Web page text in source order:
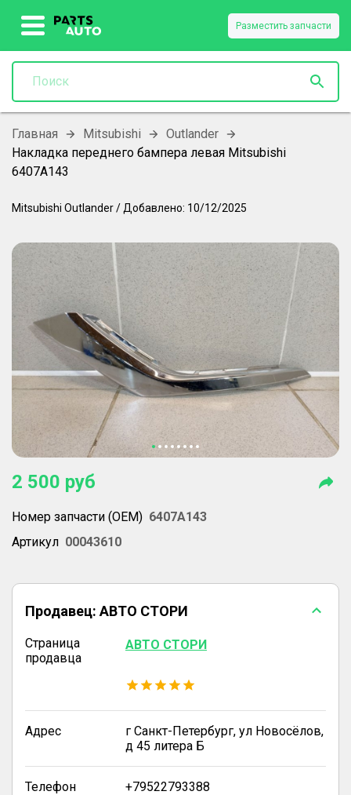
Разместить запчасти
Главная Mitsubishi
Outlander
Накладка переднего бампера левая Mitsubishi
6407A143
Mitsubishi Outlander/ Добавлено: 10/12/2025
2 500 руб
Номер запчасти (OEM) 6407A143
Артикул 00043610
Продавец: АВТО СТОРИ
Страница
продавца
АВТО СТОРИ
Адрес
г Санкт-Петербург, ул Новосёлов,
д 45 литера Б
Телефон +79522793388